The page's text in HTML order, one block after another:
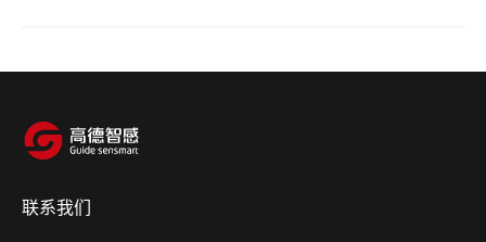
联系我们